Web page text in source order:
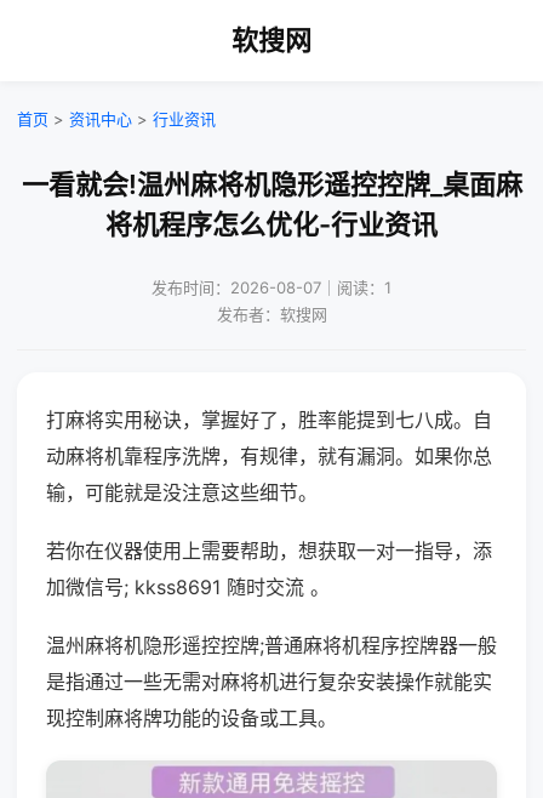
软搜网
首页 > 资讯中心 > 行业资讯
一看就会!温州麻将机隐形遥控控牌_桌面麻
将机程序怎么优化-行业资讯
发布时间：2026-08-07｜阅读：1
发布者：软搜网
打麻将实用秘诀，掌握好了，胜率能提到七八成。自
动麻将机靠程序洗牌，有规律，就有漏洞。如果你总
输，可能就是没注意这些细节。
若你在仪器使用上需要帮助，想获取一对一指导，添
加微信号; kkss8691 随时交流 。
温州麻将机隐形遥控控牌;普通麻将机程序控牌器一般
是指通过一些无需对麻将机进行复杂安装操作就能实
现控制麻将牌功能的设备或工具。